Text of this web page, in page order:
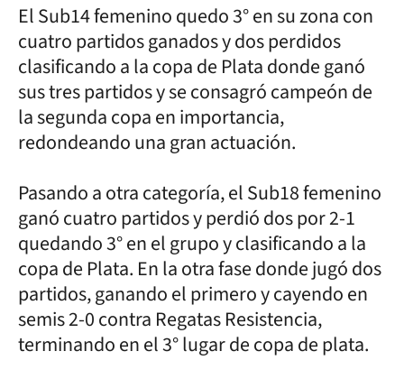
El Sub14 femenino quedo 3° en su zona con
cuatro partidos ganados y dos perdidos
clasificando a la copa de Plata donde ganó
sus tres partidos y se consagró campeón de
la segunda copa en importancia,
redondeando una gran actuación.
Pasando a otra categoría, el Sub18 femenino
ganó cuatro partidos y perdió dos por 2-1
quedando 3° en el grupo y clasificando a la
copa de Plata. En la otra fase donde jugó dos
partidos, ganando el primero y cayendo en
semis 2-0 contra Regatas Resistencia,
terminando en el 3° lugar de copa de plata.